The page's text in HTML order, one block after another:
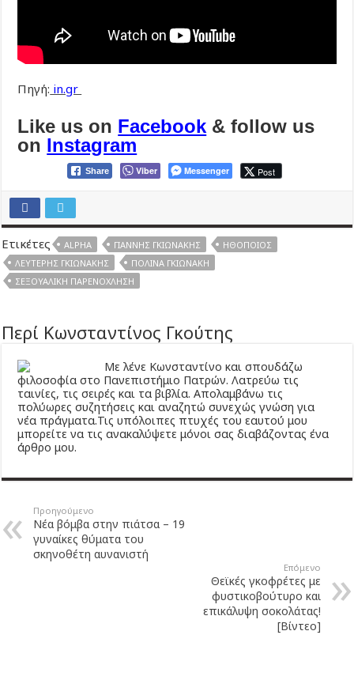
Πηγή: in.gr
Like us on Facebook & follow us
on Instagram
Share Viber Messenger Post
Ετικέτες ALPHA ΓΙΆΝΝΗΣ ΓΚΙΩΝΆΚΗΣ
ΗΘΟΠΟΙΌΣ
ΛΕΥΤΈΡΗΣ ΓΚΙΩΝΆΚΗΣ
ΠΟΛΊΝΑ ΓΚΙΩΝΆΚΗ
ΣΕΞΟΥΑΛΙΚΉ ΠΑΡΕΝΌΧΛΗΣΗ
Περί Κωνσταντίνος Γκούτης
Με λένε Κωνσταντίνο και σπουδάζω
φιλοσοφία στο Πανεπιστήμιο Πατρών. Λατρεύω τις
ταινίες, τις σειρές και τα βιβλία. Απολαμβάνω τις
πολύωρες συζητήσεις και αναζητώ συνεχώς γνώση για
νέα πράγματα.Τις υπόλοιπες πτυχές του εαυτού μου
μπορείτε να τις ανακαλύψετε μόνοι σας διαβάζοντας ένα
άρθρο μου.
Προηγούμενο
Νέα βόμβα στην πιάτσα – 19
γυναίκες θύματα του
σκηνοθέτη αυνανιστή
Επόμενο
Θεϊκές γκοφρέτες με
φυστικοβούτυρο και
επικάλυψη σοκολάτας!
[Βίντεο]